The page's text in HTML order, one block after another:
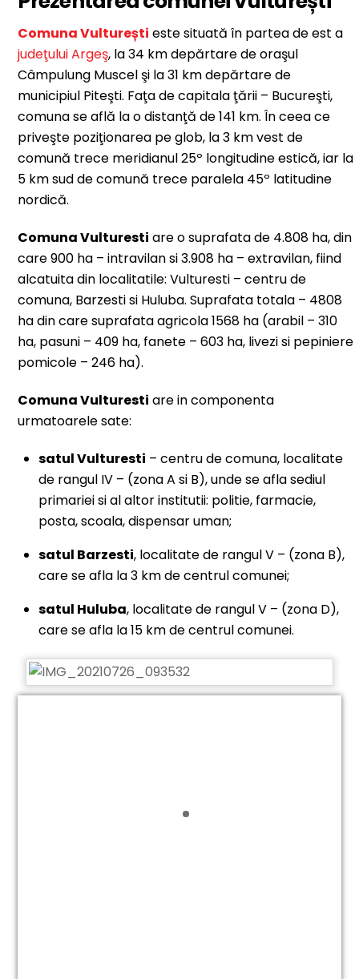
Comuna Vulturești este situată în partea de est a
judeţului Argeş, la 34 km depărtare de oraşul
Câmpulung Muscel şi la 31 km depărtare de
municipiul Piteşti. Faţa de capitala ţării – Bucureşti,
comuna se află la o distanţă de 141 km. În ceea ce
priveşte poziţionarea pe glob, la 3 km vest de
comună trece meridianul 25º longitudine estică, iar la
5 km sud de comună trece paralela 45º latitudine
nordică.
Comuna Vulturesti are o suprafata de 4.808 ha, din
care 900 ha – intravilan si 3.908 ha – extravilan, fiind
alcatuita din localitatile: Vulturesti – centru de
comuna, Barzesti si Huluba. Suprafata totala – 4808
ha din care suprafata agricola 1568 ha (arabil – 310
ha, pasuni – 409 ha, fanete – 603 ha, livezi si pepiniere
pomicole – 246 ha).
Comuna Vulturesti are in componenta
urmatoarele sate:
satul Vulturesti – centru de comuna, localitate
de rangul IV – (zona A si B), unde se afla sediul
primariei si al altor institutii: politie, farmacie,
posta, scoala, dispensar uman;
satul Barzesti, localitate de rangul V – (zona B),
care se afla la 3 km de centrul comunei;
satul Huluba, localitate de rangul V – (zona D),
care se afla la 15 km de centrul comunei.